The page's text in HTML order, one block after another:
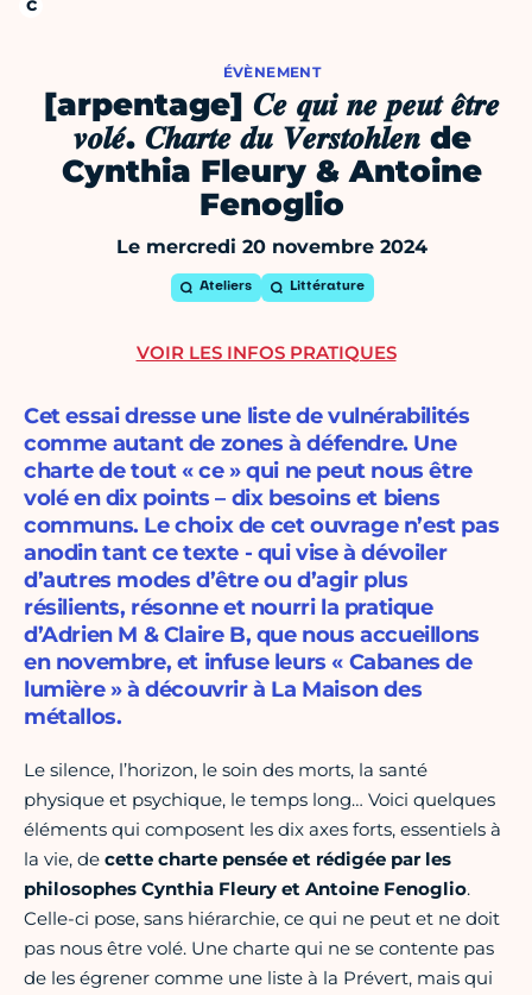
ÉVÈNEMENT
[arpentage] 𝑪𝒆 𝒒𝒖𝒊 𝒏𝒆 𝒑𝒆𝒖𝒕 𝒆̂𝒕𝒓𝒆
𝒗𝒐𝒍𝒆́. 𝑪𝒉𝒂𝒓𝒕𝒆 𝒅𝒖 𝑽𝒆𝒓𝒔𝒕𝒐𝒉𝒍𝒆𝒏 de
Cynthia Fleury & Antoine
Fenoglio
Le mercredi 20 novembre 2024
Ateliers Littérature
Cet essai dresse une liste de vulnérabilités
comme autant de zones à défendre. Une
charte de tout « ce » qui ne peut nous être
volé en dix points – dix besoins et biens
communs. Le choix de cet ouvrage n’est pas
anodin tant ce texte - qui vise à dévoiler
d’autres modes d’être ou d’agir plus
résilients, résonne et nourri la pratique
d’Adrien M & Claire B, que nous accueillons
en novembre, et infuse leurs « Cabanes de
lumière » à découvrir à La Maison des
métallos.
Le silence, l’horizon, le soin des morts, la santé
physique et psychique, le temps long… Voici quelques
éléments qui composent les dix axes forts, essentiels à
la vie, de cette charte pensée et rédigée par les
philosophes Cynthia Fleury et Antoine Fenoglio.
Celle-ci pose, sans hiérarchie, ce qui ne peut et ne doit
pas nous être volé. Une charte qui ne se contente pas
de les égrener comme une liste à la Prévert, mais qui
VOIR LES INFOS PRATIQUES